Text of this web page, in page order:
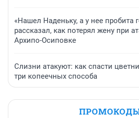
«Нашел Наденьку, а у нее пробита
рассказал, как потерял жену при
Архипо-Осиповке
Слизни атакуют: как спасти
три копеечных способа